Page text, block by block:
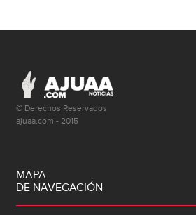
© Derechos Reservados
ajuaa.com - 2015
MAPA
DE NAVEGACIÓN